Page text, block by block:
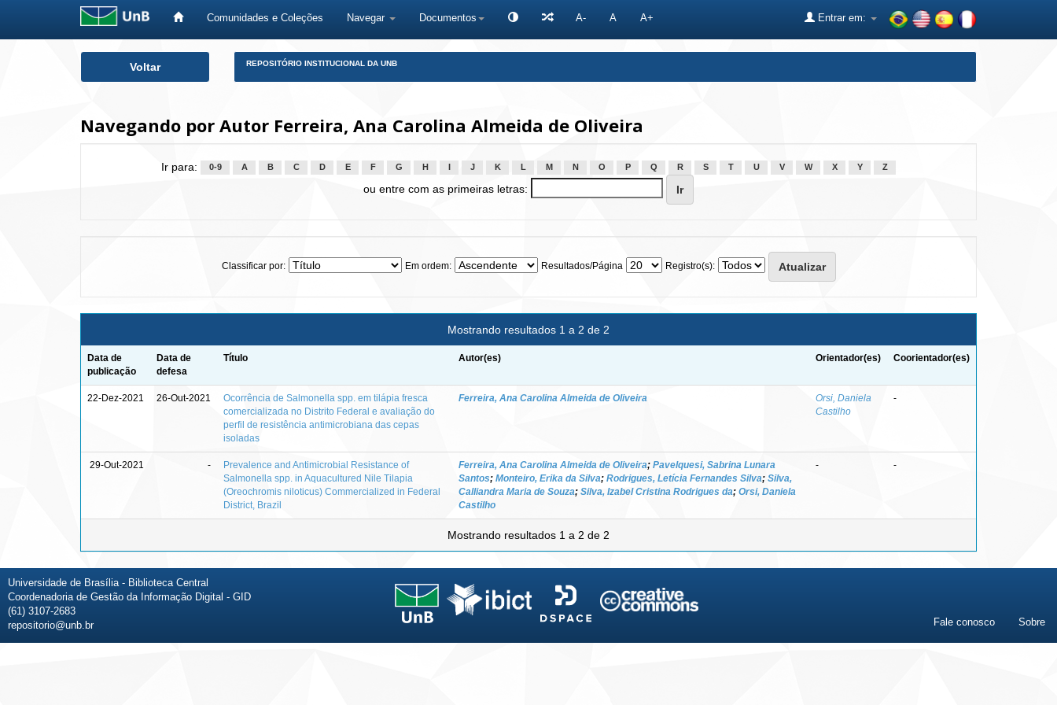
Comunidades e Coleções Navegar Documentos A- A A+ Entrar em:
Voltar REPOSITÓRIO INSTITUCIONAL DA UNB
Navegando por Autor Ferreira, Ana Carolina Almeida de Oliveira
Ir para: 0-9 A B C D E F G H J K L M N O P Q R S T U V W X Y Z
ou entre com as primeiras letras:
Classificar por: Em ordem: Resultados/Página Registro(s):
Mostrando resultados 1 a 2 de 2
Data de
publicação
Data de
defesa
Título Autor(es) Orientador(es) Coorientador(es)
22-Dez-2021 26-Out-2021
Ocorrência de Salmonella spp. em tilápia fresca
comercializada no Distrito Federal e avaliação do
perfil de resistência antimicrobiana das cepas
isoladas
Ferreira, Ana Carolina Almeida de Oliveira
Orsi, Daniela
Castilho
-
29-Out-2021 -
Prevalence and Antimicrobial Resistance of
Salmonella spp. in Aquacultured Nile Tilapia
(Oreochromis niloticus) Commercialized in Federal
District, Brazil
Ferreira, Ana Carolina Almeida de Oliveira; Pavelquesi, Sabrina Lunara
Santos; Monteiro, Erika da Silva; Rodrigues, Letícia Fernandes Silva; Silva,
Calliandra Maria de Souza; Silva, Izabel Cristina Rodrigues da; Orsi, Daniela
Castilho
- -
Mostrando resultados 1 a 2 de 2
Universidade de Brasília - Biblioteca Central
Coordenadoria de Gestão da Informação Digital - GID
(61) 3107-2683
repositorio@unb.br
Fale conosco Sobre